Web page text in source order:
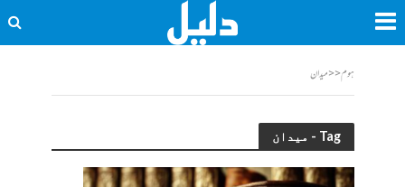
ہوم<<میدان
Tag - میدان